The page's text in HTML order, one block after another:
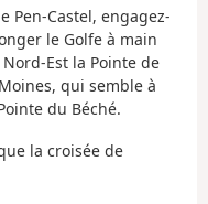
Pen-Castel, engagez-
le Golfe à main
Est la Pointe de
qui semble à
du Béché.
la croisée de